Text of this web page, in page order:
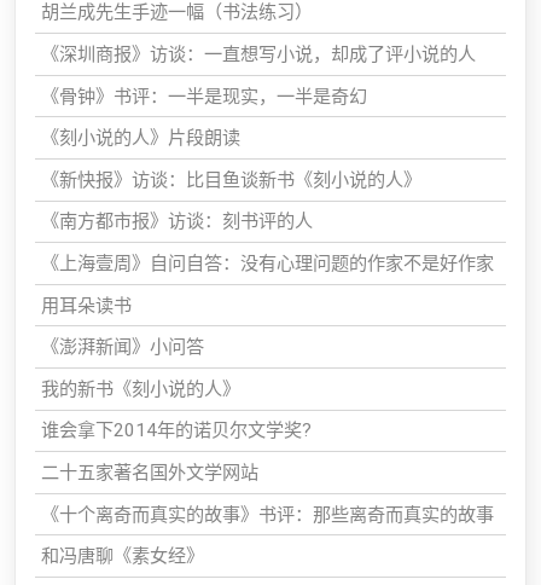
胡兰成先生手迹一幅（书法练习）
《深圳商报》访谈：一直想写小说，却成了评小说的人
《骨钟》书评：一半是现实，一半是奇幻
《刻小说的人》片段朗读
《新快报》访谈：比目鱼谈新书《刻小说的人》
《南方都市报》访谈：刻书评的人
《上海壹周》自问自答：没有心理问题的作家不是好作家
用耳朵读书
《澎湃新闻》小问答
我的新书《刻小说的人》
谁会拿下2014年的诺贝尔文学奖?
二十五家著名国外文学网站
《十个离奇而真实的故事》书评：那些离奇而真实的故事
和冯唐聊《素女经》